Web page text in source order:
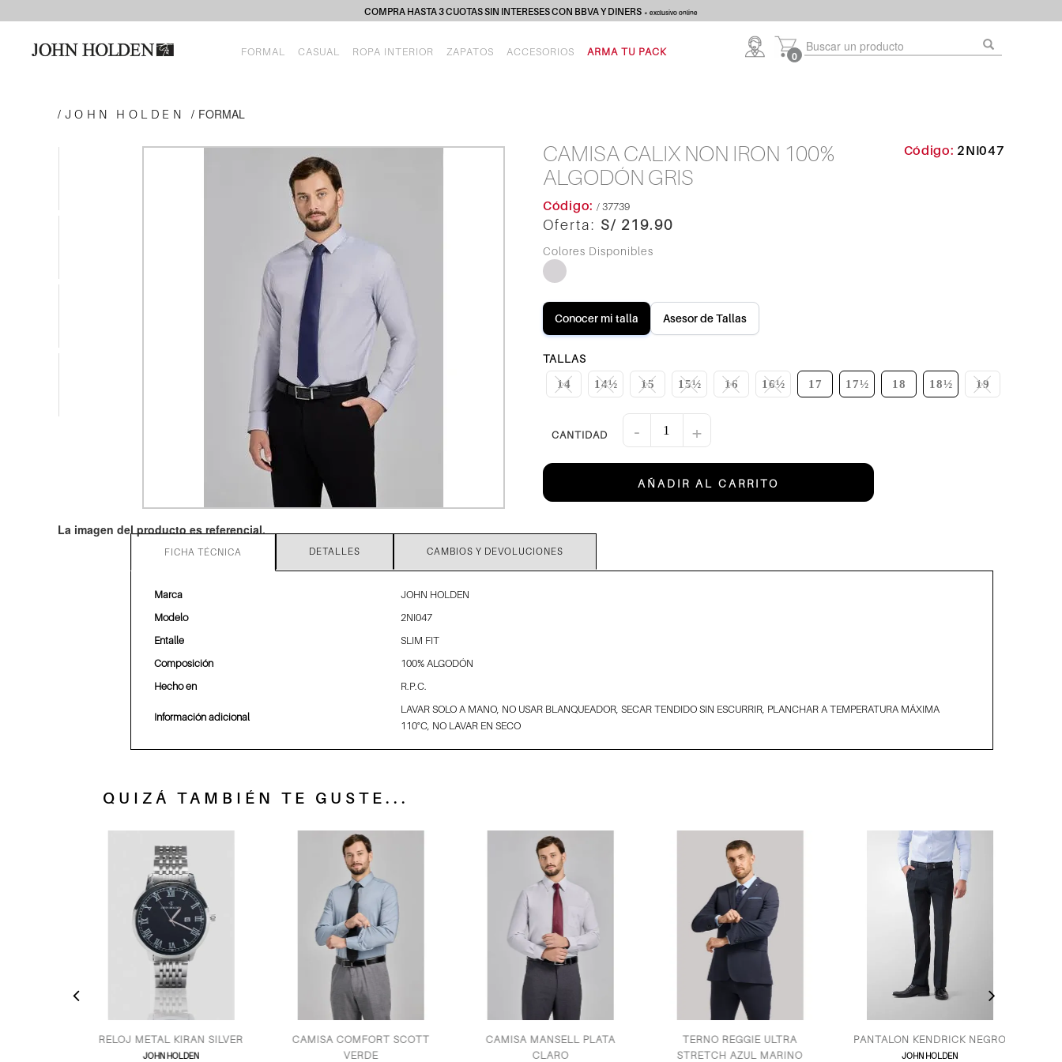
COMPRA HASTA 3 CUOTAS SIN INTERESES CON BBVA Y DINERS * exclusivo online
FORMAL CASUAL ROPA INTERIOR ZAPATOS ACCESORIOS ARMA TU PACK 0
JOHN HOLDEN FORMAL
2NI047
CAMISA CALIX NON IRON 100%
ALGODÓN GRIS
/ 37739
S/ 219.90
Conocer mi talla Asesor de Tallas
TALLAS
14 14½ 15 15½ 16 16½ 17 17½ 18 18½ 19
- +
AÑADIR AL CARRITO
FICHA TÉCNICA DETALLES CAMBIOS Y DEVOLUCIONES
Marca
JOHN HOLDEN
Modelo
2NI047
Entalle
SLIM FIT
Composición
100% ALGODÓN
Hecho en
R.P.C.
Información adicional
LAVAR SOLO A MANO, NO USAR BLANQUEADOR, SECAR TENDIDO SIN ESCURRIR, PLANCHAR A TEMPERATURA MÁXIMA
110°C, NO LAVAR EN SECO
QUIZÁ TAMBIÉN TE GUSTE...
RELOJ METAL KIRAN SILVER
JOHN HOLDEN
CAMISA COMFORT SCOTT
VERDE
CAMISA MANSELL PLATA
CLARO
TERNO REGGIE ULTRA
STRETCH AZUL MARINO
PANTALON KENDRICK NEGRO
JOHN HOLDEN